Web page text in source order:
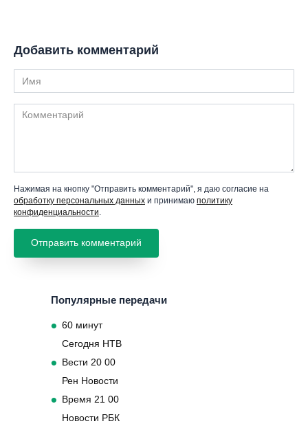
Добавить комментарий
Имя
Комментарий
Нажимая на кнопку "Отправить комментарий", я даю согласие на
обработку персональных данных и принимаю политику
конфиденциальности
Популярные передачи
60 минут
Сегодня НТВ
Вести 20 00
Рен Новости
Время 21 00
Новости РБК